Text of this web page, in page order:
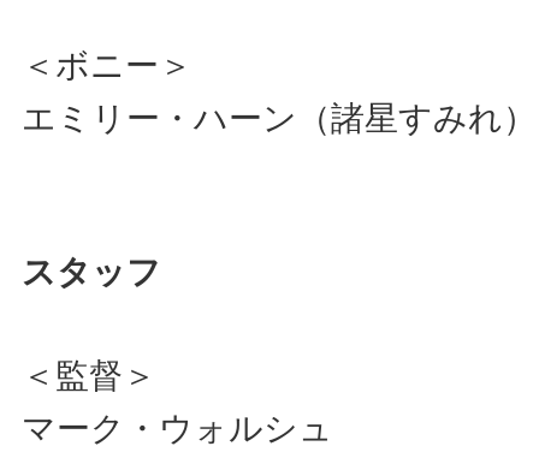
＜ボニー＞
エミリー・ハーン（諸星すみれ）
スタッフ
＜監督＞
マーク・ウォルシュ